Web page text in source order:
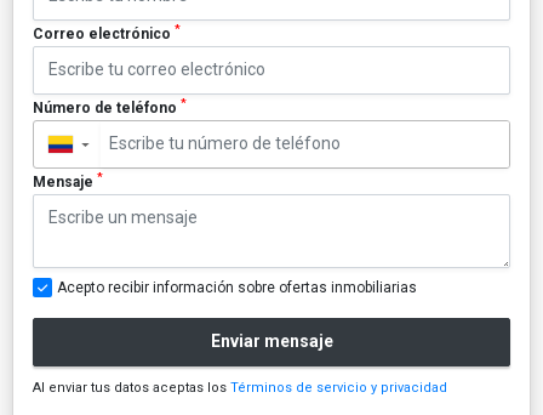
Correo electrónico *
Número de teléfono *
▼
Mensaje *
Acepto recibir información sobre ofertas inmobiliarias
Enviar mensaje
Al enviar tus datos aceptas los Términos de servicio y privacidad